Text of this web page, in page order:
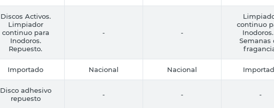
Discos Activos.
Limpiador
continuo para
Inodoros.
Repuesto.
- -
continuo
Semanas
Importado Nacional Nacional
Disco adhesivo
repuesto
- - -